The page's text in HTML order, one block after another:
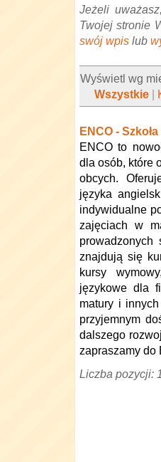
Jeżeli
Twojej stronie
swój wpis lub
Wyświetl wg
Wszystkie |
ENCO -
ENCO to
dla osób, które
obcych.
języka
indywidualne
zajęciach w
znajdują się
kursy
językowe dla
matury i
przyjemnym
dalszego
zapraszamy do
Liczba pozycji: 1